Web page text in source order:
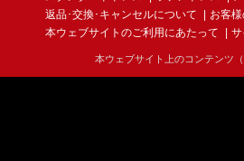
返品･交換･キャンセルについて
お客
本ウェブサイトのご利用にあたって
本ウェブサイト上のコンテンツ